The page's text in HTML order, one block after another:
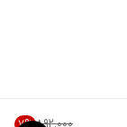
۸۹۲٬۰۰۰